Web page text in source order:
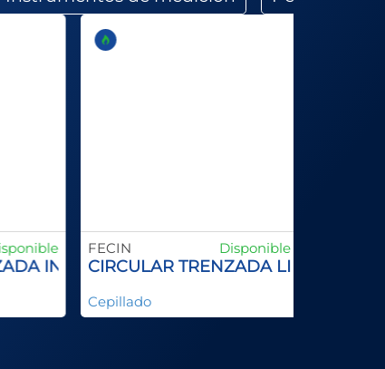
INOX
FECIN Disponible
CIRCULAR TRENZADA LINEA
Cepillado